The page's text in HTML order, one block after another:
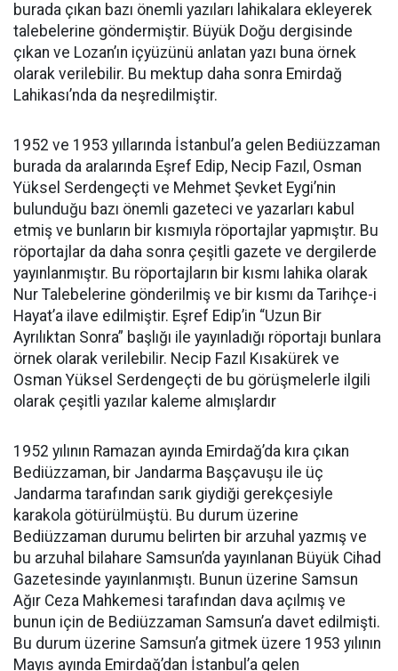
burada çıkan bazı önemli yazıları lahikalara ekleyerek
talebelerine göndermiştir. Büyük Doğu dergisinde
çıkan ve Lozan’ın içyüzünü anlatan yazı buna örnek
olarak verilebilir. Bu mektup daha sonra Emirdağ
Lahikası’nda da neşredilmiştir.
1952 ve 1953 yıllarında İstanbul’a gelen Bediüzzaman
burada da aralarında Eşref Edip, Necip Fazıl, Osman
Yüksel Serdengeçti ve Mehmet Şevket Eygi’nin
bulunduğu bazı önemli gazeteci ve yazarları kabul
etmiş ve bunların bir kısmıyla röportajlar yapmıştır. Bu
röportajlar da daha sonra çeşitli gazete ve dergilerde
yayınlanmıştır. Bu röportajların bir kısmı lahika olarak
Nur Talebelerine gönderilmiş ve bir kısmı da Tarihçe-i
Hayat’a ilave edilmiştir. Eşref Edip’in “Uzun Bir
Ayrılıktan Sonra” başlığı ile yayınladığı röportajı bunlara
örnek olarak verilebilir. Necip Fazıl Kısakürek ve
Osman Yüksel Serdengeçti de bu görüşmelerle ilgili
olarak çeşitli yazılar kaleme almışlardır
1952 yılının Ramazan ayında Emirdağ’da kıra çıkan
Bediüzzaman, bir Jandarma Başçavuşu ile üç
Jandarma tarafından sarık giydiği gerekçesiyle
karakola götürülmüştü. Bu durum üzerine
Bediüzzaman durumu belirten bir arzuhal yazmış ve
bu arzuhal bilahare Samsun’da yayınlanan Büyük Cihad
Gazetesinde yayınlanmıştı. Bunun üzerine Samsun
Ağır Ceza Mahkemesi tarafından dava açılmış ve
bunun için de Bediüzzaman Samsun’a davet edilmişti.
Bu durum üzerine Samsun’a gitmek üzere 1953 yılının
Mayıs ayında Emirdağ’dan İstanbul’a gelen